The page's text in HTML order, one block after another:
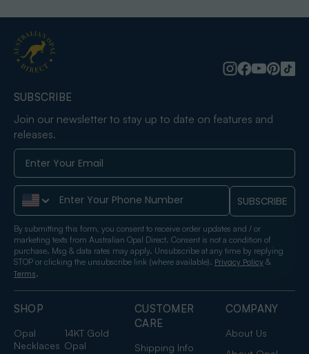
SHOP
Opal
Necklaces
14KT Gold
Opal
CUSTOMER
CARE
Shipping Info
COMPANY
About Us
SUBSCRIBE
Join our newsletter to stay up to date on features and
releases.
Phone Number SUBSCRIBE
By submitting this form, you consent to receive order updates and / or
marketing texts from Australian Opal Direct. Consent is not a condition of
purchase. Msg & data rates may apply. Unsubscribe at any time by replying
STOP or clicking the unsubscribe link (where available). Privacy Policy &
Terms.